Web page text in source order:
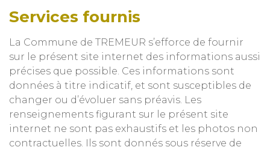
Services fournis
La Commune de TREMEUR s’efforce de fournir
sur le présent site internet des informations aussi
précises que possible. Ces informations sont
données à titre indicatif, et sont susceptibles de
changer ou d’évoluer sans préavis. Les
renseignements figurant sur le présent site
internet ne sont pas exhaustifs et les photos non
contractuelles. Ils sont donnés sous réserve de